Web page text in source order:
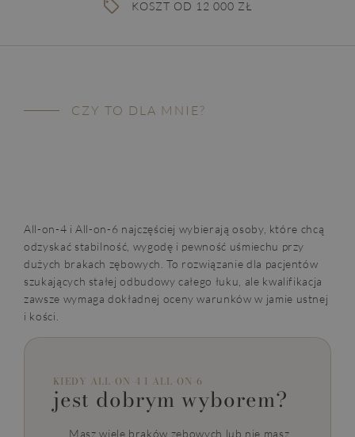
KOSZT OD 12 000 ZŁ
CZY TO DLA MNIE?
All-on-4 i All-on-6 najczęściej wybierają osoby, które chcą
odzyskać stabilność, wygodę i pewność uśmiechu przy
dużych brakach zębowych. To rozwiązanie dla pacjentów
szukających stałej odbudowy całego łuku, ale kwalifikacja
zawsze wymaga dokładnej oceny warunków w jamie ustnej
i kości.
jest dobrym wyborem?
KIEDY ALL-ON-4 I ALL-ON-6
Masz wiele braków zębowych lub nie masz